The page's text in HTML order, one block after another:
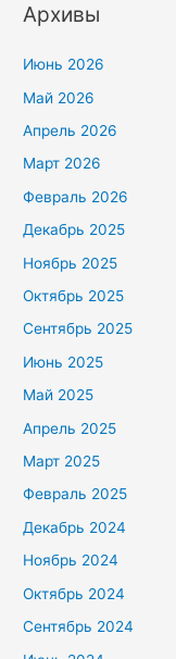
Архивы
Июнь 2026
Май 2026
Апрель 2026
Март 2026
Февраль 2026
Декабрь 2025
Ноябрь 2025
Октябрь 2025
Сентябрь 2025
Июнь 2025
Май 2025
Апрель 2025
Март 2025
Февраль 2025
Декабрь 2024
Ноябрь 2024
Октябрь 2024
Сентябрь 2024